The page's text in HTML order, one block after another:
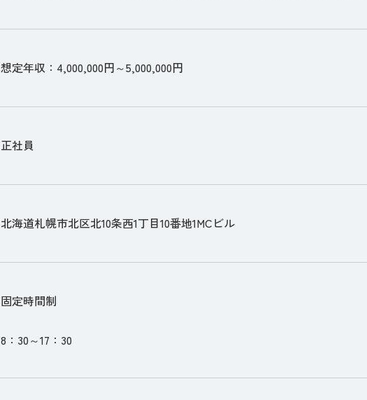
想定年収：4,000,000円～5,000,000円
正社員
北海道札幌市北区北10条西1丁目10番地1MCビル
固定時間制
8：30～17：30